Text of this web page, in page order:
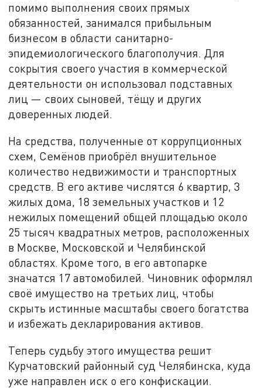
помимо выполнения своих прямых
обязанностей, занимался прибыльным
бизнесом в области санитарно-
эпидемиологического благополучия. Для
сокрытия своего участия в коммерческой
деятельности он использовал подставных
лиц — своих сыновей, тёщу и других
доверенных людей.
На средства, полученные от коррупционных
схем, Семёнов приобрёл внушительное
количество недвижимости и транспортных
средств. В его активе числятся 6 квартир, 3
жилых дома, 18 земельных участков и 12
нежилых помещений общей площадью около
25 тысяч квадратных метров, расположенных
в Москве, Московской и Челябинской
областях. Кроме того, в его автопарке
значатся 17 автомобилей. Чиновник оформлял
своё имущество на третьих лиц, чтобы
скрыть истинные масштабы своего богатства
и избежать декларирования активов.
Теперь судьбу этого имущества решит
Курчатовский районный суд Челябинска, куда
уже направлен иск о его конфискации.